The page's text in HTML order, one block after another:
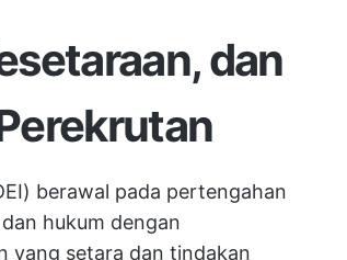
dan
berawal pada pertengahan
hukum dengan
yang setara dan tindakan